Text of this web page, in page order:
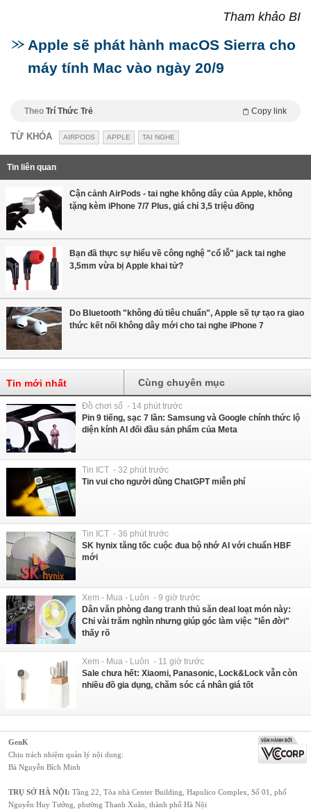
Tham khảo BI
Apple sẽ phát hành macOS Sierra cho
máy tính Mac vào ngày 20/9
Theo Trí Thức Trẻ Copy link
TỪ KHÓA AIRPODS APPLE TAI NGHE
Tin liên quan
Cận cảnh AirPods - tai nghe không dây của Apple, không
tặng kèm iPhone 7/7 Plus, giá chỉ 3,5 triệu đồng
Bạn đã thực sự hiểu về công nghệ "cổ lỗ" jack tai nghe
3,5mm vừa bị Apple khai tử?
Do Bluetooth "không đủ tiêu chuẩn", Apple sẽ tự tạo ra giao
thức kết nối không dây mới cho tai nghe iPhone 7
Tin mới nhất Cùng chuyên mục
Đồ chơi số - 14 phút trước
Pin 9 tiếng, sạc 7 lần: Samsung và Google chính thức lộ
diện kính AI đối đầu sản phẩm của Meta
Tin ICT - 32 phút trước
Tin vui cho người dùng ChatGPT miễn phí
Tin ICT - 36 phút trước
SK hynix tăng tốc cuộc đua bộ nhớ AI với chuẩn HBF
mới
Xem - Mua - Luôn - 9 giờ trước
Dân văn phòng đang tranh thủ săn deal loạt món này:
Chỉ vài trăm nghìn nhưng giúp góc làm việc "lên đời"
thấy rõ
Xem - Mua - Luôn - 11 giờ trước
Sale chưa hết: Xiaomi, Panasonic, Lock&Lock vẫn còn
nhiều đồ gia dụng, chăm sóc cá nhân giá tốt
GenK
Chịu trách nhiệm quản lý nội dung:
Bà Nguyễn Bích Minh
TRỤ SỞ HÀ NỘI: Tầng 22, Tòa nhà Center Building, Hapulico Complex, Số 01, phố
Nguyễn Huy Tưởng, phường Thanh Xuân, thành phố Hà Nội